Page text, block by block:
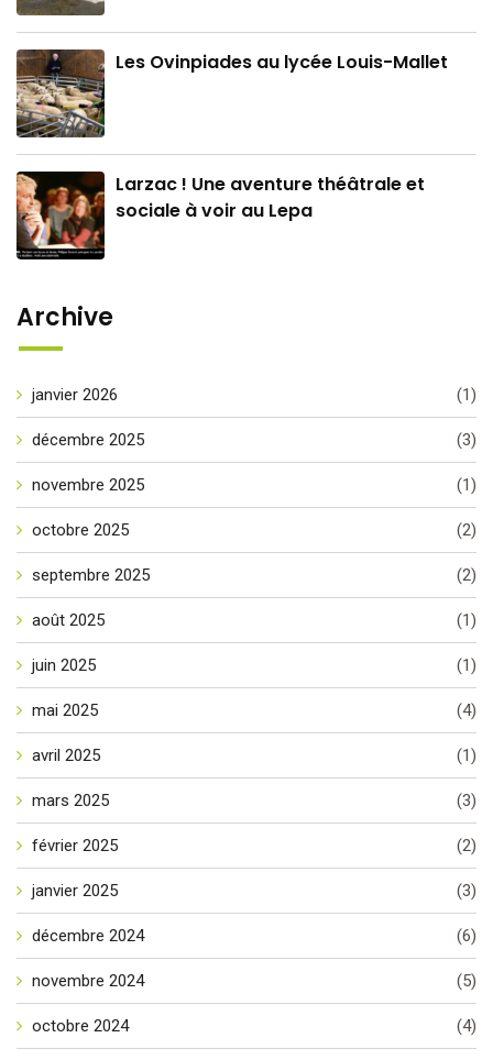
Les Ovinpiades au lycée Louis-Mallet
Larzac ! Une aventure théâtrale et
sociale à voir au Lepa
Archive
janvier 2026 (1)
décembre 2025 (3)
novembre 2025 (1)
octobre 2025 (2)
septembre 2025 (2)
août 2025 (1)
juin 2025 (1)
mai 2025 (4)
avril 2025 (1)
mars 2025 (3)
février 2025 (2)
janvier 2025 (3)
décembre 2024 (6)
novembre 2024 (5)
octobre 2024 (4)